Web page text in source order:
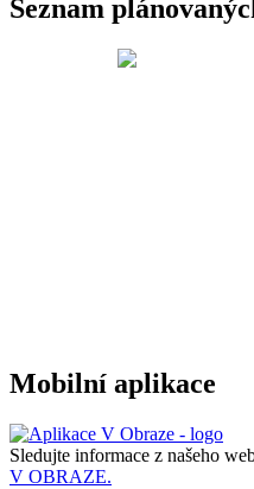
Seznam
Mobilní aplikace
Sledujte informace z našeho
V OBRAZE.